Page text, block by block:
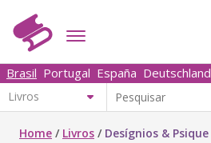
Brasil Portugal España Deutschland
Home / Livros / Desígnios & Psique